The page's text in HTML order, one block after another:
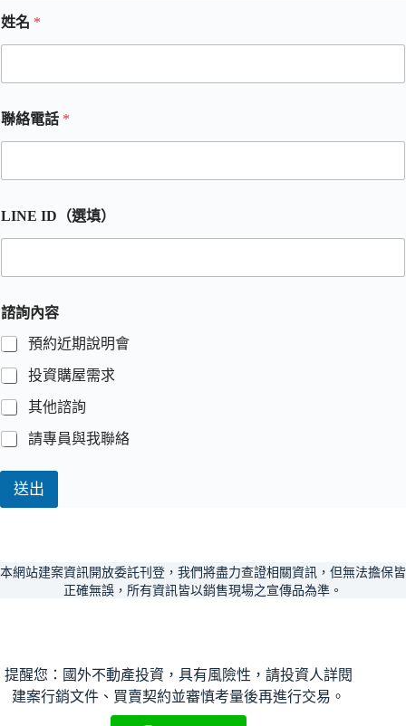
姓名 *
聯絡電話 *
LINE ID（選填）
諮詢內容
預約近期說明會
投資購屋需求
其他諮詢
請專員與我聯絡
送出
本網站建案資訊開放委託刊登，我們將盡力查證相關資訊，但無法擔保皆
正確無誤，所有資訊皆以銷售現場之宣傳品為準。
提醒您：國外不動產投資，具有風險性，請投資人詳閱
建案行銷文件、買賣契約並審慎考量後再進行交易。